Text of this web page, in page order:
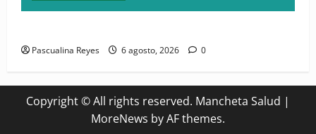
Pascualina Reyes 6 agosto, 2026 0
Copyright © All rights reserved. Mancheta Salud |
MoreNews by AF themes.